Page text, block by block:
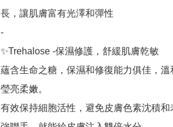
長，讓肌膚富有光澤和彈性
-
✨Trehalose -保濕修護，舒緩肌膚乾敏
蘊含生命之糖，保濕和修復能力俱佳，
瑩亮柔嫩。
有效保持細胞活性，避免皮膚色素沈積